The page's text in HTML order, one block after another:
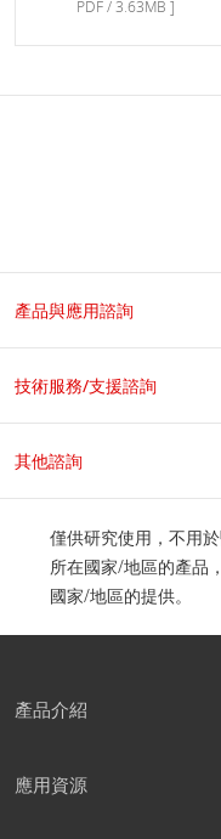
PDF / 3.63MB ]
產品與應用諮詢
技術服務/支援諮詢
其他諮詢
僅供研究使用，不用
所在國家/地區的產品
國家/地區的提供。
產品介紹
應用資源